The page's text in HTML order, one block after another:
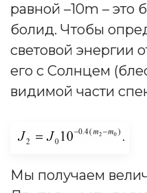
равной –10m – это
болид. Чтобы
световой энергии
его с Солнцем
видимой части
Мы получаем